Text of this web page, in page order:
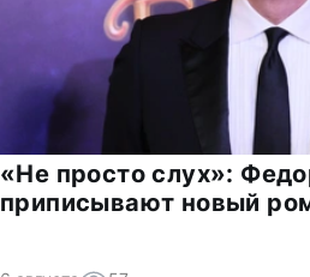
«Не просто слух»:
приписывают новый